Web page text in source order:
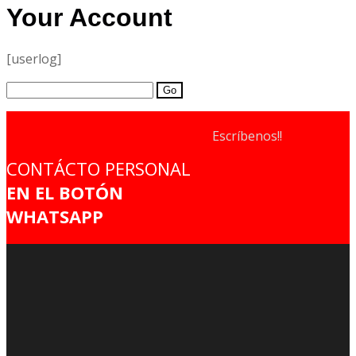
Your Account
[userlog]
Search
CONTÁCTO PERSONAL
EN EL BOTÓN
WHATSAPP
Escríbenos!!